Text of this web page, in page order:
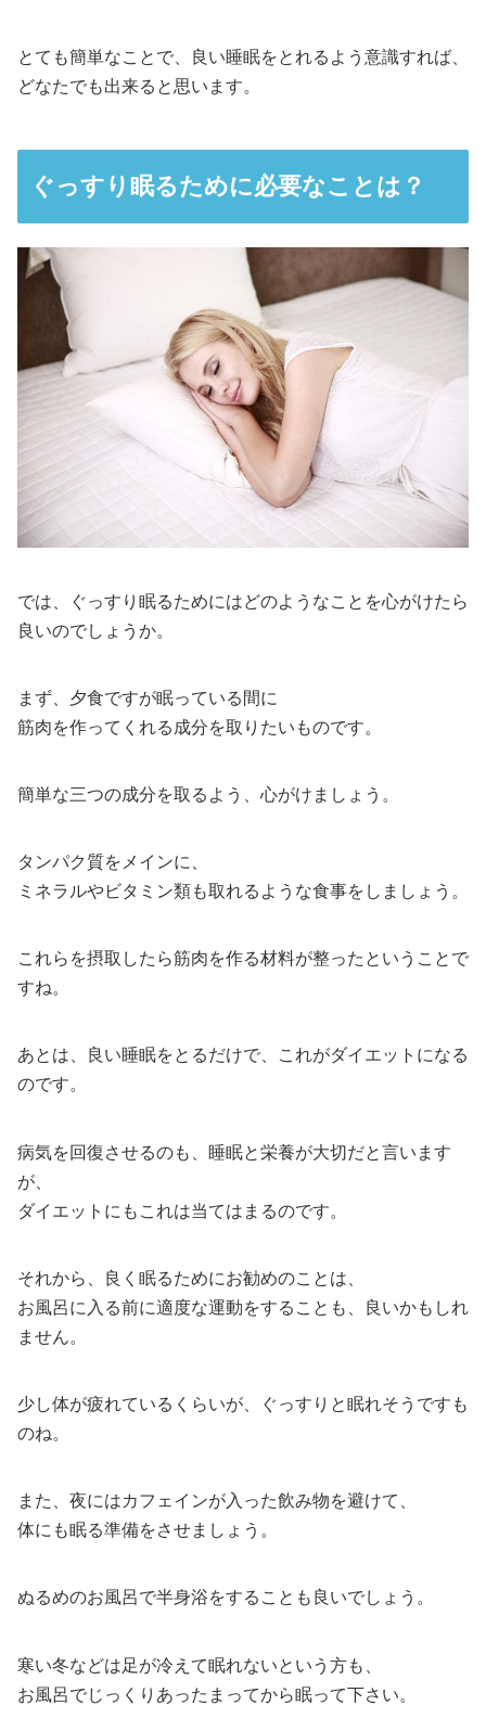
とても簡単なことで、良い睡眠をとれるよう意識すれば、
どなたでも出来ると思います。
ぐっすり眠るために必要なことは？
では、ぐっすり眠るためにはどのようなことを心がけたら
良いのでしょうか。
まず、夕食ですが眠っている間に
筋肉を作ってくれる成分を取りたいものです。
簡単な三つの成分を取るよう、心がけましょう。
タンパク質をメインに、
ミネラルやビタミン類も取れるような食事をしましょう。
これらを摂取したら筋肉を作る材料が整ったということで
すね。
あとは、良い睡眠をとるだけで、これがダイエットになる
のです。
病気を回復させるのも、睡眠と栄養が大切だと言います
が、
ダイエットにもこれは当てはまるのです。
それから、良く眠るためにお勧めのことは、
お風呂に入る前に適度な運動をすることも、良いかもしれ
ません。
少し体が疲れているくらいが、ぐっすりと眠れそうですも
のね。
また、夜にはカフェインが入った飲み物を避けて、
体にも眠る準備をさせましょう。
ぬるめのお風呂で半身浴をすることも良いでしょう。
寒い冬などは足が冷えて眠れないという方も、
お風呂でじっくりあったまってから眠って下さい。